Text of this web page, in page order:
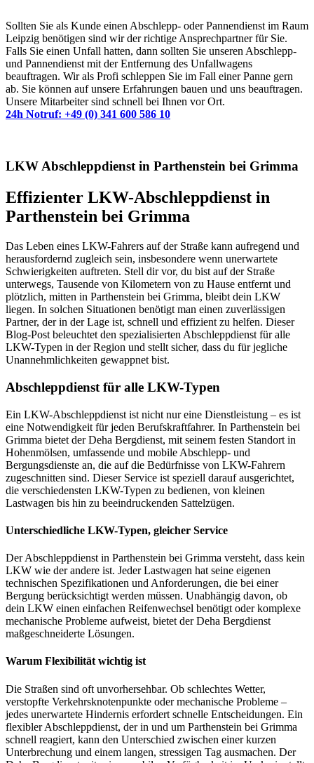
Sollten Sie als Kunde einen Abschlepp- oder Pannendienst im Raum
Leipzig benötigen sind wir der richtige Ansprechpartner für Sie.
Falls Sie einen Unfall hatten, dann sollten Sie unseren Abschlepp-
und Pannendienst mit der Entfernung des Unfallwagens
beauftragen. Wir als Profi schleppen Sie im Fall einer Panne gern
ab. Sie können auf unsere Erfahrungen bauen und uns beauftragen.
Unsere Mitarbeiter sind schnell bei Ihnen vor Ort.
24h Notruf: +49 (0) 341 600 586 10
LKW Abschleppdienst in Parthenstein bei Grimma
Effizienter LKW-Abschleppdienst in
Parthenstein bei Grimma
Das Leben eines LKW-Fahrers auf der Straße kann aufregend und
herausfordernd zugleich sein, insbesondere wenn unerwartete
Schwierigkeiten auftreten. Stell dir vor, du bist auf der Straße
unterwegs, Tausende von Kilometern von zu Hause entfernt und
plötzlich, mitten in Parthenstein bei Grimma, bleibt dein LKW
liegen. In solchen Situationen benötigt man einen zuverlässigen
Partner, der in der Lage ist, schnell und effizient zu helfen. Dieser
Blog-Post beleuchtet den spezialisierten Abschleppdienst für alle
LKW-Typen in der Region und stellt sicher, dass du für jegliche
Unannehmlichkeiten gewappnet bist.
Abschleppdienst für alle LKW-Typen
Ein LKW-Abschleppdienst ist nicht nur eine Dienstleistung – es ist
eine Notwendigkeit für jeden Berufskraftfahrer. In Parthenstein bei
Grimma bietet der Deha Bergdienst, mit seinem festen Standort in
Hohenmölsen, umfassende und mobile Abschlepp- und
Bergungsdienste an, die auf die Bedürfnisse von LKW-Fahrern
zugeschnitten sind. Dieser Service ist speziell darauf ausgerichtet,
die verschiedensten LKW-Typen zu bedienen, von kleinen
Lastwagen bis hin zu beeindruckenden Sattelzügen.
Unterschiedliche LKW-Typen, gleicher Service
Der Abschleppdienst in Parthenstein bei Grimma versteht, dass kein
LKW wie der andere ist. Jeder Lastwagen hat seine eigenen
technischen Spezifikationen und Anforderungen, die bei einer
Bergung berücksichtigt werden müssen. Unabhängig davon, ob
dein LKW einen einfachen Reifenwechsel benötigt oder komplexe
mechanische Probleme aufweist, bietet der Deha Bergdienst
maßgeschneiderte Lösungen.
Warum Flexibilität wichtig ist
Die Straßen sind oft unvorhersehbar. Ob schlechtes Wetter,
verstopfte Verkehrsknotenpunkte oder mechanische Probleme –
jedes unerwartete Hindernis erfordert schnelle Entscheidungen. Ein
flexibler Abschleppdienst, der in und um Parthenstein bei Grimma
schnell reagiert, kann den Unterschied zwischen einer kurzen
Unterbrechung und einem langen, stressigen Tag ausmachen. Der